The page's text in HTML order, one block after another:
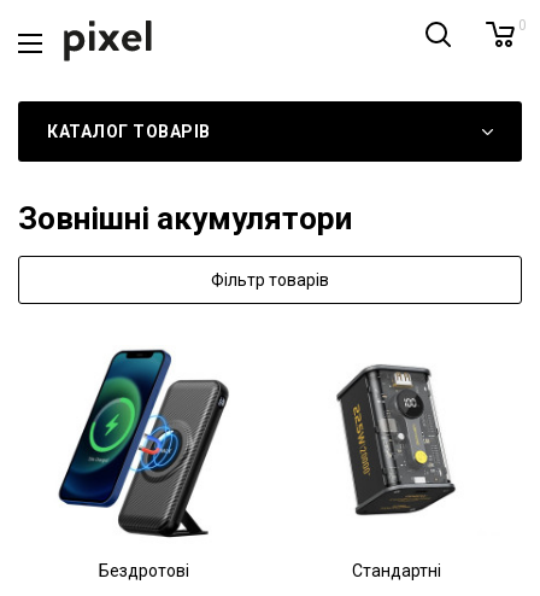
0
КАТАЛОГ ТОВАРІВ
Зовнішні акумулятори
Фільтр товарів
Бездротові Стандартні